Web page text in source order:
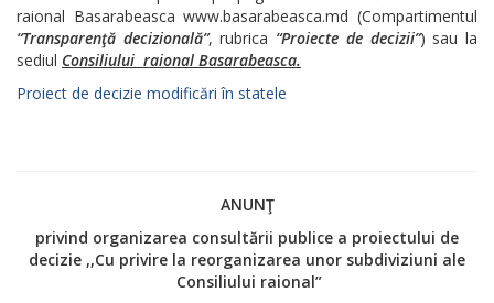
raional Basarabeasca www.basarabeasca.md (Compartimentul
“Transparenţă decizională”, rubrica “Proiecte de decizii”) sau la
sediul Consiliului raional Basarabeasca.
Proiect de decizie modificări în statele
ANUNŢ
privind organizarea consultării publice a proiectului de
decizie ,,Cu privire la reorganizarea unor subdiviziuni ale
Consiliului raional”